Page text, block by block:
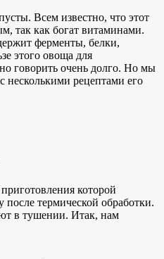
Всем известно, что этот
так как богат витаминами.
ферменты, белки,
этого овоща для
говорить очень долго. Но мы
несколькими рецептами его
которой
после термической обработки.
в тушении. Итак, нам